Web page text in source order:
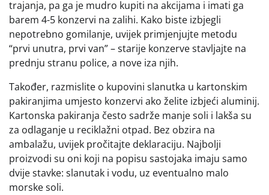
trajanja, pa ga je mudro kupiti na akcijama i imati ga
barem 4-5 konzervi na zalihi. Kako biste izbjegli
nepotrebno gomilanje, uvijek primjenjujte metodu
“prvi unutra, prvi van” – starije konzerve stavljajte na
prednju stranu police, a nove iza njih.
Također, razmislite o kupovini slanutka u kartonskim
pakiranjima umjesto konzervi ako želite izbjeći aluminij.
Kartonska pakiranja često sadrže manje soli i lakša su
za odlaganje u reciklažni otpad. Bez obzira na
ambalažu, uvijek pročitajte deklaraciju. Najbolji
proizvodi su oni koji na popisu sastojaka imaju samo
dvije stavke: slanutak i vodu, uz eventualno malo
morske soli.